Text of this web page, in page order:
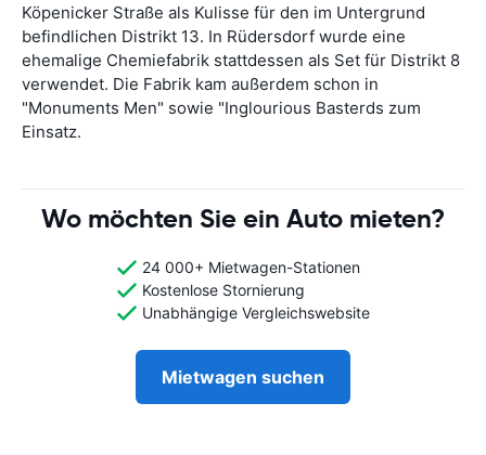
Köpenicker Straße als Kulisse für den im Untergrund
befindlichen Distrikt 13. In Rüdersdorf wurde eine
ehemalige Chemiefabrik stattdessen als Set für Distrikt 8
verwendet. Die Fabrik kam außerdem schon in
"Monuments Men" sowie "Inglourious Basterds zum
Einsatz.
Wo möchten Sie ein Auto mieten?
24 000+ Mietwagen-Stationen
Kostenlose Stornierung
Unabhängige Vergleichswebsite
Mietwagen suchen